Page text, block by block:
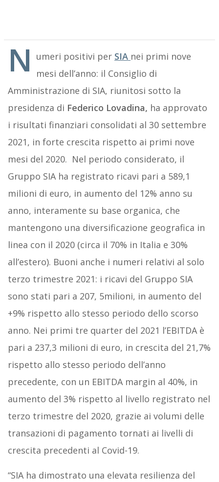
N umeri positivi per SIA nei primi nove
mesi dell’anno: il Consiglio di
Amministrazione di SIA, riunitosi sotto la
presidenza di Federico Lovadina, ha approvato
i risultati finanziari consolidati al 30 settembre
2021, in forte crescita rispetto ai primi nove
mesi del 2020. Nel periodo considerato, il
Gruppo SIA ha registrato ricavi pari a 589,1
milioni di euro, in aumento del 12% anno su
anno, interamente su base organica, che
mantengono una diversificazione geografica in
linea con il 2020 (circa il 70% in Italia e 30%
all’estero). Buoni anche i numeri relativi al solo
terzo trimestre 2021: i ricavi del Gruppo SIA
sono stati pari a 207, 5milioni, in aumento del
+9% rispetto allo stesso periodo dello scorso
anno. Nei primi tre quarter del 2021 l’EBITDA è
pari a 237,3 milioni di euro, in crescita del 21,7%
rispetto allo stesso periodo dell’anno
precedente, con un EBITDA margin al 40%, in
aumento del 3% rispetto al livello registrato nel
terzo trimestre del 2020, grazie ai volumi delle
transazioni di pagamento tornati ai livelli di
crescita precedenti al Covid-19.
“SIA ha dimostrato una elevata resilienza del